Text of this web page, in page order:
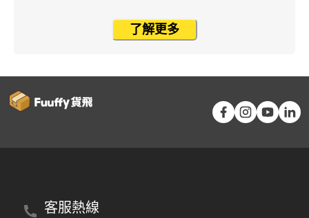
了解更多
客服熱線